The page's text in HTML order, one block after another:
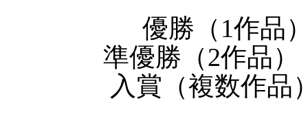
優勝（1作品
準優勝（2作品
入賞（複数作品